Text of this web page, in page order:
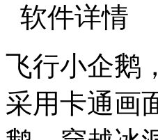
软件详情
飞行小企鹅
采用卡通画